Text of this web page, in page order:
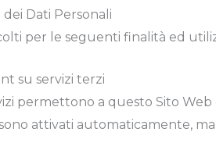
Dati Personali
per le seguenti finalità ed
su servizi terzi
permettono a questo Sito
attivati automaticamente,